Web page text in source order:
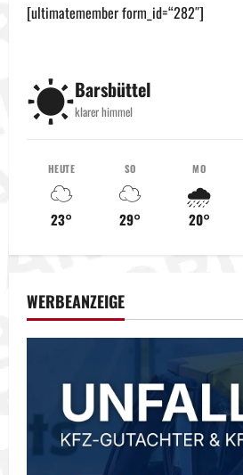
[ultimatemember form_id=“282″]
☀️Barsbüttel
klarer himmel
HEUTE
☁️
23°
SO
☁️
29°
MO
🌧️
20°
WERBEANZEIGE